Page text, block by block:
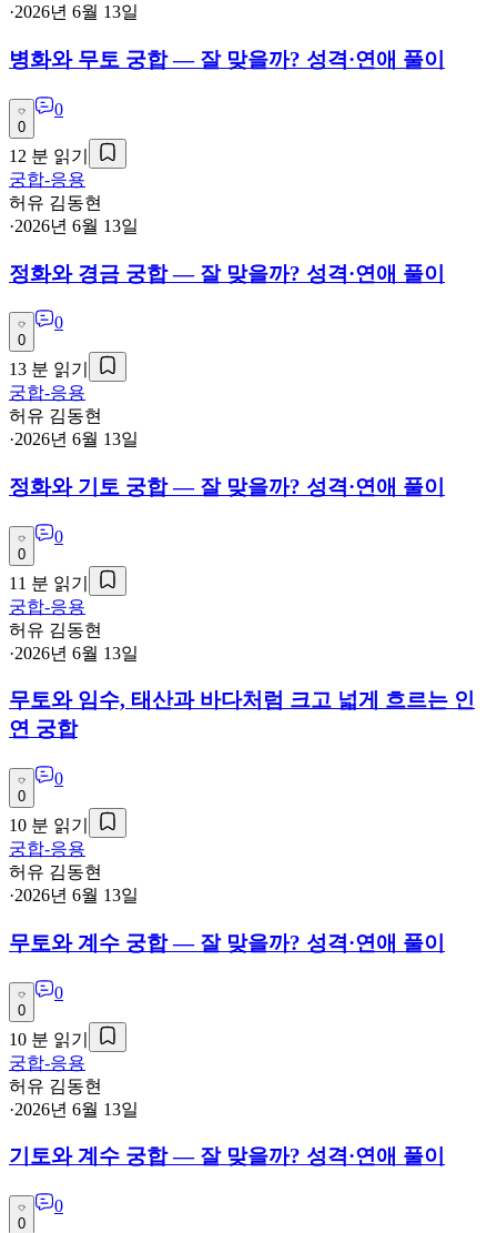
·2026년 6월 13일
병화와 무토 궁합 — 잘 맞을까? 성격·연애 풀이
0
0
12 분 읽기
궁합-응용
허유 김동현
·2026년 6월 13일
정화와 경금 궁합 — 잘 맞을까? 성격·연애 풀이
0
0
13 분 읽기
궁합-응용
허유 김동현
·2026년 6월 13일
정화와 기토 궁합 — 잘 맞을까? 성격·연애 풀이
0
0
11 분 읽기
궁합-응용
허유 김동현
·2026년 6월 13일
무토와 임수, 태산과 바다처럼 크고 넓게 흐르는 인
연 궁합
0
0
10 분 읽기
궁합-응용
허유 김동현
·2026년 6월 13일
무토와 계수 궁합 — 잘 맞을까? 성격·연애 풀이
0
0
10 분 읽기
궁합-응용
허유 김동현
·2026년 6월 13일
기토와 계수 궁합 — 잘 맞을까? 성격·연애 풀이
0
0